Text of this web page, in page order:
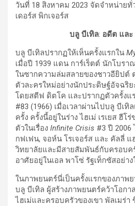
วันที่ 18 สิงหาคม 2023 จัดจำหน่ายทั่
เดอร์ส พิกเจอร์ส
บลู บีเทิล: อดีต แล
บลู บีเทิลปรากฏให้เห็นครั้งแรกใน
เมื่อปี 1939 แดน การ์เร็ตต์ นักโบร
ในซากความล่มสลายของชาวอียิปต์
ตัวละครใหม่อย่างนักประดิษฐ์อัจฉริ
โดยสตีฟ ดิตโค และปรากฏตัวครั้งแร
#83 (1966) เมื่อเวลาผ่านไปบลู บีเทิ
ครั้ง ครั้งนี้อยู่ในร่าง ไฮเม่ เรเยส ฮีโ
ตัวในเรื่อง Infinite Crisis #3 ปี 2006
กฟเฟน, จอห์น โรเจอร์ส และ คัลลี่ แ
วิทยาลัยและมีสายสัมพันธ์กับครอบค
อาศัยอยู่ในเอล พาโซ่ รัฐเท็กซัสอย่า
ในภาพยนตร์นี่เป็นครั้งแรกของภาพ
บลู บีเทิล ผู้สร้างภาพยนตร์คว้าโอกา
ไฮเม่และครอบครัวของเขา พัลเมร่า